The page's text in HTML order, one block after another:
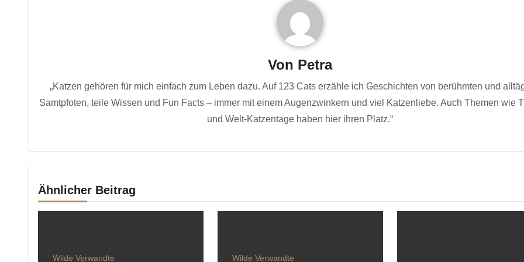
Von Petra
„Katzen gehören für mich einfach zum Leben dazu. Auf 123 Cats erzähle ich Geschichten von berühmten und
Samtpfoten, teile Wissen und Fun Facts – immer mit einem Augenzwinkern und viel Katzenliebe. Auch Themen wie
und Welt-Katzentage haben hier ihren Platz.“
Ähnlicher Beitrag
Wilde Verwandte Wilde Verwandte